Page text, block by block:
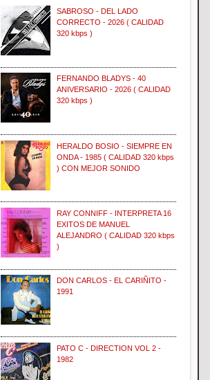
SABROSO - DEL LADO
CORRECTO - 2026 ( CALIDAD
320 kbps )
FERNANDO BLADYS - 40
ANIVERSARIO - 2026 ( CALIDAD
320 kbps )
HERALDO BOSIO - SIEMPRE EN
ONDA - 1985 ( CALIDAD 320 kbps
) CON MEJOR SONIDO
RAY CONNIFF - INTERPRETA 16
EXITOS DE MANUEL
ALEJANDRO ( CALIDAD 320 kbps
)
DON CARLOS - EL CARIÑITO -
1991
PATO C - DIRECTION VOL 2 -
1982